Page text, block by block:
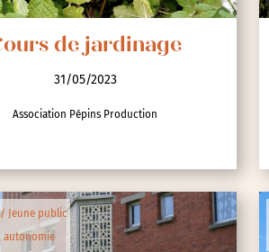
Yvelines (78)
de jardinage
31/05/2023
Association Pépins Production
Jeune public
autonomie